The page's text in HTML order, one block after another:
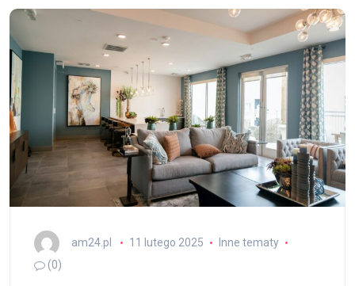
am24.pl 11 lutego 2025
Inne tematy
(0)